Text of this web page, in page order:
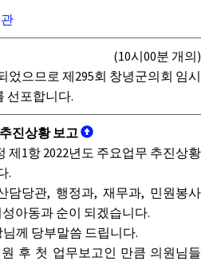
(10시00분 개의)
었으므로 제295회 창녕군의회 임시
선포합니다.
진상황 보고
제1항 2022년도 주요업무 추진상황
.
담당관, 행정과, 재무과, 민원봉사
아동과 순이 되겠습니다.
께 당부말씀 드립니다.
후 첫 업무보고인 만큼 의원님들